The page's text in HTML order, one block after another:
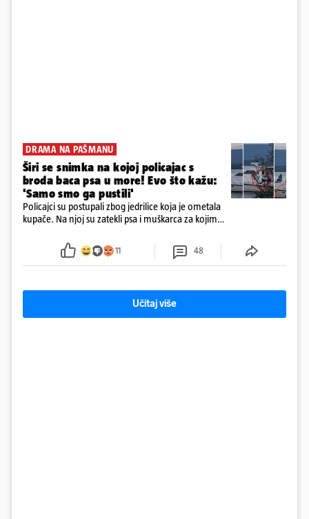
DRAMA NA PAŠMANU
Širi se snimka na kojoj policajac s
broda baca psa u more! Evo što kažu:
'Samo smo ga pustili'
Policajci su postupali zbog jedrilice koja je ometala
kupače. Na njoj su zatekli psa i muškarca za kojim
ga uhitili, a psa je preuzeo komunalni redar
11 48
Učitaj više